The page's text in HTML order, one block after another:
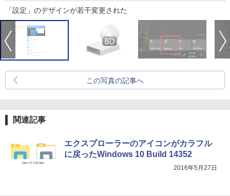
「設定」のデザインが若干変更された
この写真の記事へ
関連記事
エクスプローラーのアイコンがカラフル
に戻ったWindows 10 Build 14352
2016年5月27日